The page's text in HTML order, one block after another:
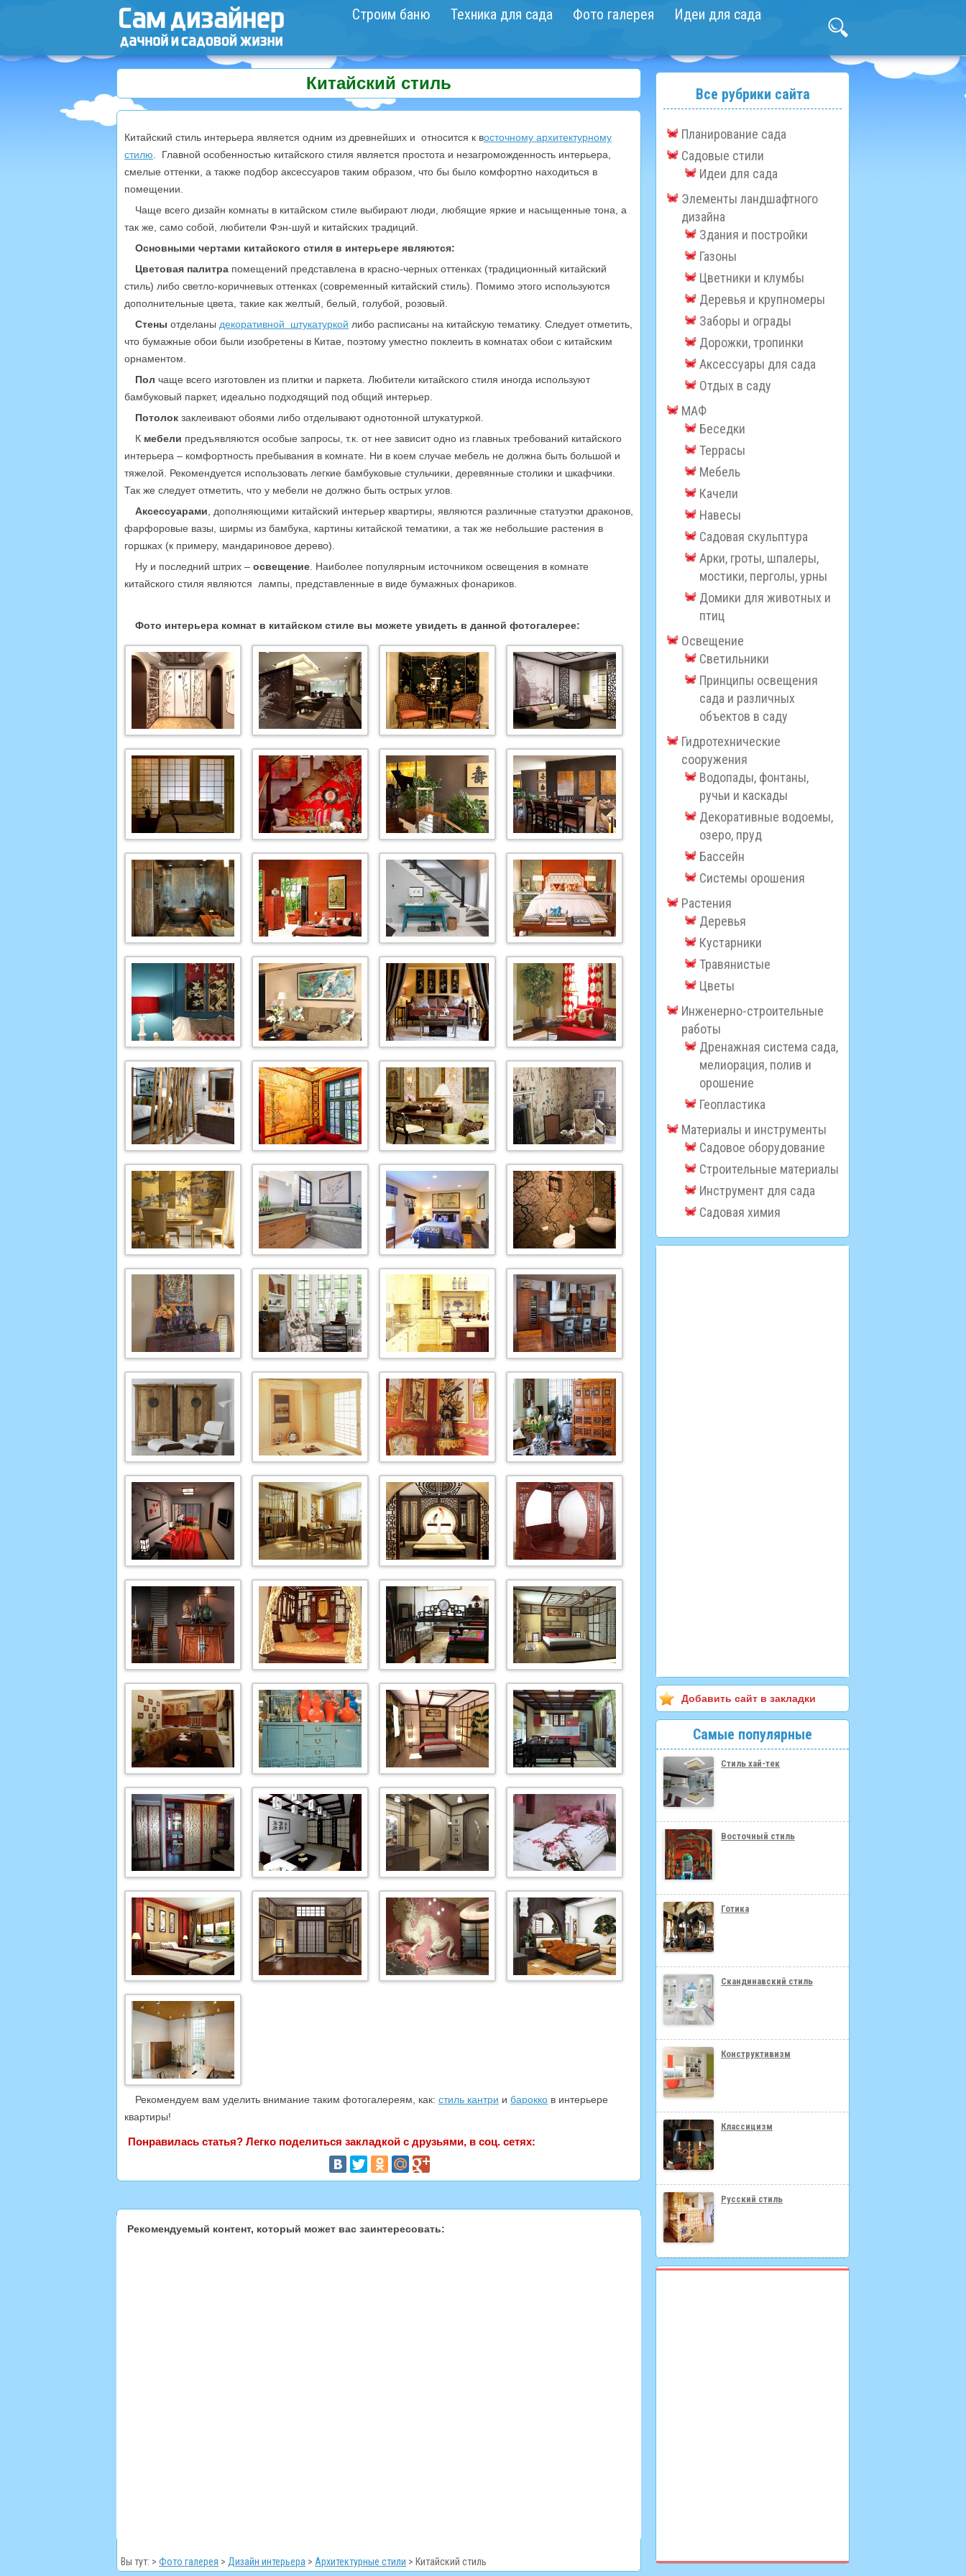
Идеи для сада
Фото галерея
Техника для сада
Строим баню
Китайский стиль
Китайский стиль интерьера является одним из древнейших и относится к восточному архитектурному
стилю . Главной особенностью китайского стиля является простота и незагроможденность интерьера,
смелые оттенки, а также подбор аксессуаров таким образом, что бы было комфортно находиться в
помещении.
Чаще всего дизайн комнаты в китайском стиле выбирают люди, любящие яркие и насыщенные тона, а
так же, само собой, любители Фэн-шуй и китайских традиций.
Основными чертами китайского стиля в интерьере являются:
Цветовая палитра помещений представлена в красно-черных оттенках (традиционный китайский
стиль) либо светло-коричневых оттенках (современный китайский стиль). Помимо этого используются
дополнительные цвета, такие как желтый, белый, голубой, розовый.
Стены отделаны декоративной штукатуркой либо расписаны на китайскую тематику. Следует отметить,
что бумажные обои были изобретены в Китае, поэтому уместно поклеить в комнатах обои с китайским
орнаментом.
Пол чаще всего изготовлен из плитки и паркета. Любители китайского стиля иногда используют
бамбуковый паркет, идеально подходящий под общий интерьер.
Потолок заклеивают обоями либо отделывают однотонной штукатуркой.
К мебели предъявляются особые запросы, т.к. от нее зависит одно из главных требований китайского
интерьера – комфортность пребывания в комнате. Ни в коем случае мебель не должна быть большой и
тяжелой. Рекомендуется использовать легкие бамбуковые стульчики, деревянные столики и шкафчики.
Так же следует отметить, что у мебели не должно быть острых углов.
Аксессуарами , дополняющими китайский интерьер квартиры, являются различные статуэтки драконов,
фарфоровые вазы, ширмы из бамбука, картины китайской тематики, а так же небольшие растения в
горшках (к примеру, мандариновое дерево).
Ну и последний штрих – освещение . Наиболее популярным источником освещения в комнате
китайского стиля являются лампы, представленные в виде бумажных фонариков.
Фото интерьера комнат в китайском стиле вы можете увидеть в данной фотогалерее:
Рекомендуем вам уделить внимание таким фотогалереям, как: стиль кантри и барокко в интерьере
квартиры!
Понравилась статья? Легко поделиться закладкой с друзьями, в соц. сетях:
Рекомендуемый контент, который может вас заинтересовать:
Вы тут: > Фото галерея > Дизайн интерьера > Архитектурные стили > Китайский стиль
Все рубрики сайта
Планирование сада
Садовые стили
Идеи для сада
Элементы ландшафтного
дизайна
Здания и постройки
Газоны
Цветники и клумбы
Деревья и крупномеры
Заборы и ограды
Дорожки, тропинки
Аксессуары для сада
Отдых в саду
МАФ
Беседки
Террасы
Мебель
Качели
Навесы
Садовая скульптура
Арки, гроты, шпалеры,
мостики, перголы, урны
Домики для животных и
птиц
Освещение
Светильники
Принципы освещения
сада и различных
объектов в саду
Гидротехнические
сооружения
Водопады, фонтаны,
ручьи и каскады
Декоративные водоемы,
озеро, пруд
Бассейн
Системы орошения
Растения
Деревья
Кустарники
Травянистые
Цветы
Инженерно-строительные
работы
Дренажная система сада,
мелиорация, полив и
орошение
Геопластика
Материалы и инструменты
Садовое оборудование
Строительные материалы
Инструмент для сада
Садовая химия
Добавить сайт в закладки
Самые популярные
Стиль хай-тек
Восточный стиль
Готика
Скандинавский стиль
Конструктивизм
Классицизм
Русский стиль